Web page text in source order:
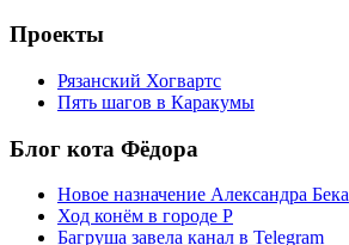
Проекты
Рязанский Хогвартс
Пять шагов в Каракумы
Блог кота Фёдора
Новое назначение Александра Бека
Ход конём в городе Р
Багруша завела канал в Telegram